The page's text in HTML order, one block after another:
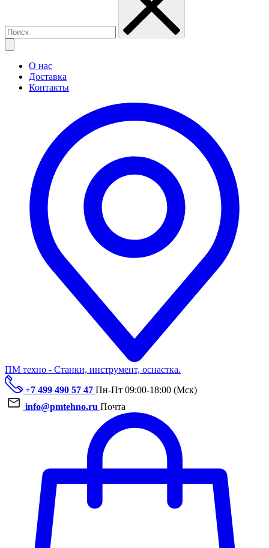
О нас
Доставка
Контакты
ПМ техно - Станки, инструмент, оснастка.
+7 499 490 57 47 Пн-Пт 09:00-18:00 (Мск)
info@pmtehno.ru Почта